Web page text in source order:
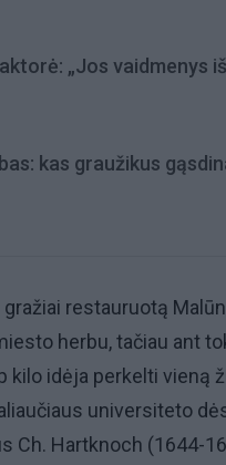
„Jos vaidmenys
kas graužikus
restauruotą
herbu, tačiau ant
kilo idėja perkelti vieną
universiteto
Ch. Hartknoch (1644-